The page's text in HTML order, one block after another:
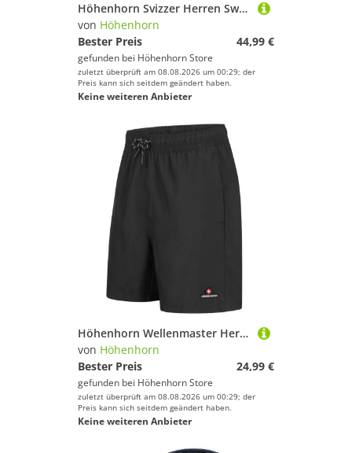
Höhenhorn Svizzer Herren Sweatshirtjacke Hoodie Teddyfleece Kapuzen Pullover XXL Schwarz
von Höhenhorn
Bester Preis
44,99 €
gefunden bei Höhenhorn Store
zuletzt überprüft am 08.08.2026 um 00:29; der
Preis kann sich seitdem geändert haben.
Keine weiteren Anbieter
Höhenhorn Wellenmaster Herren Badehose Schnelltrocknend Badeshort Schwimmhose XXL Blau
von Höhenhorn
Bester Preis
24,99 €
gefunden bei Höhenhorn Store
zuletzt überprüft am 08.08.2026 um 00:29; der
Preis kann sich seitdem geändert haben.
Keine weiteren Anbieter